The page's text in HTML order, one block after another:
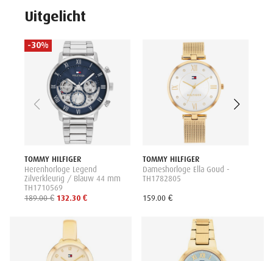
Uitgelicht
-30%
TOMMY HILFIGER
Herenhorloge Legend
Zilverkleurig / Blauw 44 mm
TH1710569
189.00 € 132.30 €
TOMMY HILFIGER
Dameshorloge Ella Goud -
TH1782805
159.00 €